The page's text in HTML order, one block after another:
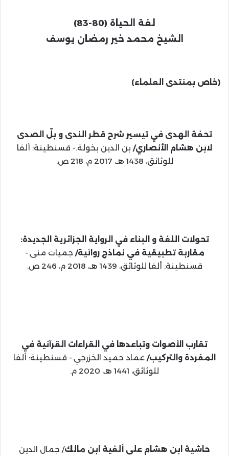
لغة الحياة (80-83)
الشيخ محمد خير رمضان يوسف
(خاص بمنتدى العلماء)
تحفة الهدى في تيسير شرح قطر الندى و بلّ الصدى
لابن هشام الأنصاري/ بن الدين بخولة.- قسنطينة: ألفا
للوثائق، 1438 هـ، 2017 م، 218 ص.
تحولات اللغة و البناء في الرواية الجزائرية الجديدة:
مقاربة تطبيقية في نماذج روائية/ جميات منى.-
قسنطينة: ألفا للوثائق، 1439 هـ، 2018 م، 246 ص.
تقارب الأصوات وتباعدها في القراءات القرآنية في
المفردة والتركيب/ عماد حميد الخزرجي.- قسنطينة: ألفا
للوثائق، 1441 هـ، 2020 م.
حاشية ابن هشام على ألفية ابن مالك/ جمال الدين